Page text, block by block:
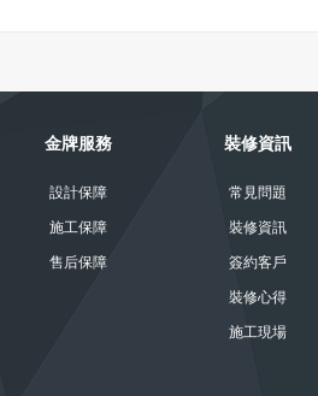
金牌服務
設計保障
施工保障
售后保障
裝修資訊
常見問題
裝修資訊
簽約客戶
裝修心得
施工現場